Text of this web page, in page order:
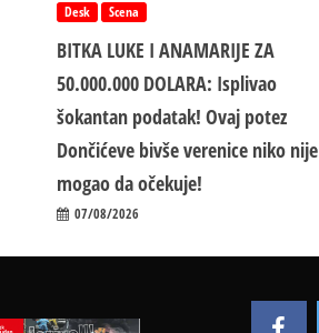
Desk Scena
BITKA LUKE I ANAMARIJE ZA
50.000.000 DOLARA: Isplivao
šokantan podatak! Ovaj potez
Dončićeve bivše verenice niko nije
mogao da očekuje!
07/08/2026